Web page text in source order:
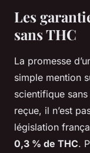
Les
sans THC
La promesse
simple mention
scientifique
reçue, il n’est
législation
0,3 % de THC.